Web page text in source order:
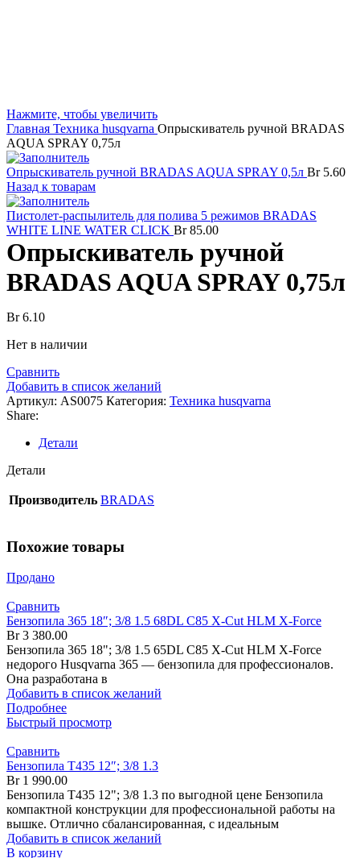
Нажмите, чтобы увеличить
Главная Техника husqvarna Опрыскиватель ручной BRADAS
AQUA SPRAY 0,75л
Опрыскиватель ручной BRADAS AQUA SPRAY 0,5л Br5.60
Назад к товарам
Пистолет-распылитель для полива 5 режимов BRADAS
WHITE LINE WATER CLICK Br85.00
Опрыскиватель ручной
BRADAS AQUA SPRAY 0,75л
Br6.10
Нет в наличии
Сравнить
Добавить в список желаний
Артикул: AS0075 Категория: Техника husqvarna
Share:
Детали
Детали
Производитель BRADAS
Похожие товары
Продано
Сравнить
Бензопила 365 18″; 3/8 1.5 68DL C85 X-Cut HLM X-Force
Br3 380.00
Бензопила 365 18"; 3/8 1.5 65DL C85 X-Cut HLM X-Force
недорого Husqvarna 365 — бензопила для профессионалов.
Она разработана в
Добавить в список желаний
Подробнее
Быстрый просмотр
Сравнить
Бензопила T435 12″; 3/8 1.3
Br1 990.00
Бензопила T435 12"; 3/8 1.3 по выгодной цене Бензопила
компактной конструкции для профессиональной работы на
вышке. Отлично сбалансированная, с идеальным
Добавить в список желаний
В корзину